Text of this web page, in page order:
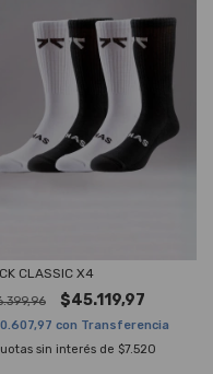
CLASSIC X4
$45.119,97
con Transferencia
sin interés de $7.520